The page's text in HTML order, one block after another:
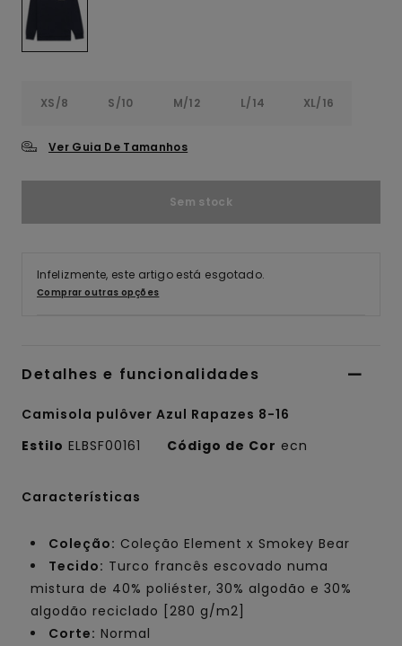
XS/8 S/10 M/12 L/14 XL/16
Ver Guia De Tamanhos
Sem stock
Infelizmente, este artigo está esgotado.
Comprar outras opções
Detalhes e funcionalidades
Camisola pulôver Azul Rapazes 8-16
Estilo ELBSF00161 Código de Cor ecn
Características
Coleção: Coleção Element x Smokey Bear
Tecido: Turco francês escovado numa
mistura de 40% poliéster, 30% algodão e 30%
algodão reciclado [280 g/m2]
Corte: Normal